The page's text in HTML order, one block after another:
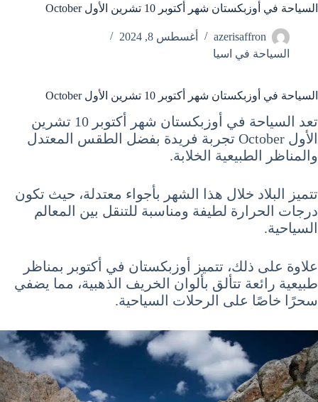
السياحة في أوزبكستان شهر أكتوبر 10 تشرين الأول October
azerisaffron
أغسطس 8, 2024
السياحة في اسيا
السياحة في أوزبكستان شهر أكتوبر 10 تشرين الأول October
تعد السياحة في أوزبكستان شهر أكتوبر 10 تشرين
الأول October تجربة فريدة بفضل الطقس المعتدل
والمناظر الطبيعية الخلابة.
تتميز البلاد خلال هذا الشهر بأجواء معتدلة، حيث تكون
درجات الحرارة لطيفة ومناسبة للتنقل بين المعالم
السياحية.
علاوة على ذلك، تتميز أوزبكستان في أكتوبر بمناظر
طبيعية رائعة تتألق بألوان الخريف الذهبية، مما يضفي
سحرًا خاصًا على الرحلات السياحية.